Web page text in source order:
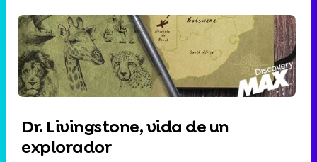
Dr. Livingstone, vida de un
explorador